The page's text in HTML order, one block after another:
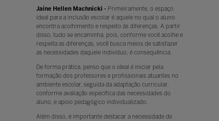
Jaíne Hellen Machnicki - Primeiramente, o espaço
ideal para a inclusão escolar é aquele no qual o aluno
encontra acolhimento e respeito às diferenças. A partir
disso, tudo se encaminha, pois, conforme você acolhe e
respeita as diferenças, você busca meios de satisfazer
as necessidades daquele indivíduo, é consequência.
De forma prática, penso que o ideal é iniciar pela
formação dos professores e profissionais atuantes no
ambiente escolar, seguida da adaptação curricular,
conforme avaliação específica das necessidades do
aluno, e apoio pedagógico individualizado.
Além disso, é importante destacar a necessidade de